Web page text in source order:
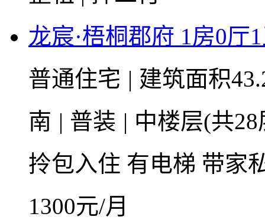
龙宸·梧桐郡府 1房0厅
普通住宅 | 建筑面积
南 | 普装 | 中楼层(共
拎包入住 有电梯 带家
1300元/月